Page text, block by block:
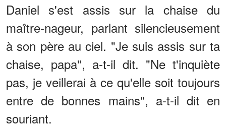
Daniel s'est assis sur la chaise du
maître-nageur, parlant silencieusement
à son père au ciel. "Je suis assis sur ta
chaise, papa", a-t-il dit. "Ne t'inquiète
pas, je veillerai à ce qu'elle soit toujours
entre de bonnes mains", a-t-il dit en
souriant.